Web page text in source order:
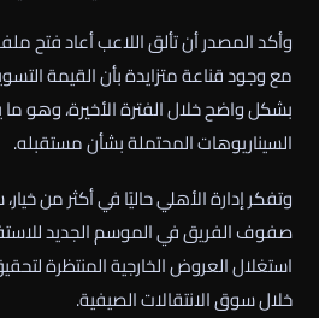
وأكد المصدر أن تألق اللاعب أعاد فتح
مع وجود قناعة متزايدة بأن القيمة
بشكل واضح خلال الفترة الأخيرة، وهو ما
السيناريوهات المحتملة بشأن مستقبله.
وتفكر إدارة الأهلي حاليًا في أكثر من
صفوف الفريق في الموسم الجديد
استغلال العروض الخارجية المنتظرة
خلال سوق الانتقالات الصيفية.